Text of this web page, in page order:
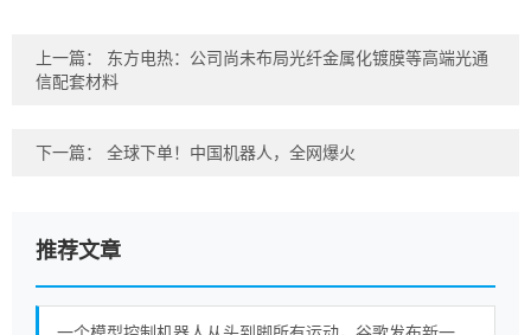
上一篇： 东方电热：公司尚未布局光纤金属化镀膜等高端光通
信配套材料
下一篇： 全球下单！中国机器人，全网爆火
推荐文章